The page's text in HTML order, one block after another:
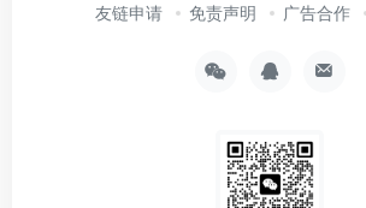
友链申请 免责声明 广告合作